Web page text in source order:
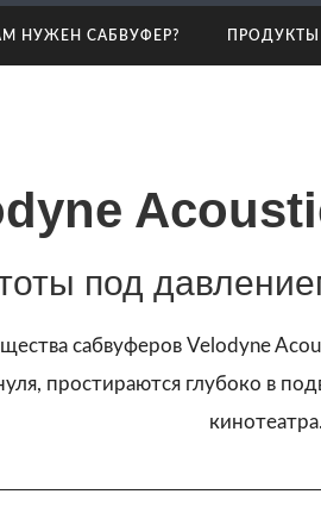
НУЖЕН САБВУФЕР? ПРОДУКТЫ
под
сабвуферов Velodyne
простираются глубоко в
кинотеатра.